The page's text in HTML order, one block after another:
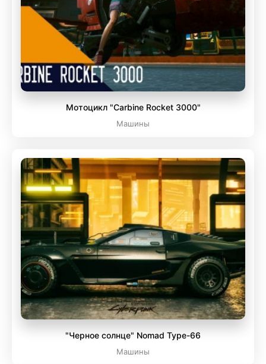
Мотоцикл "Carbine Rocket 3000"
Машины
"Черное солнце" Nomad Type-66
Машины